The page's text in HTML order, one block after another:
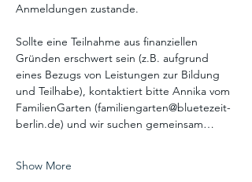
Anmeldungen zustande.
Sollte eine Teilnahme aus finanziellen
Gründen erschwert sein (z.B. aufgrund
eines Bezugs von Leistungen zur Bildung
und Teilhabe), kontaktiert bitte Annika vom
FamilienGarten (familiengarten@bluetezeit-
berlin.de) und wir suchen gemeinsam…
Show More